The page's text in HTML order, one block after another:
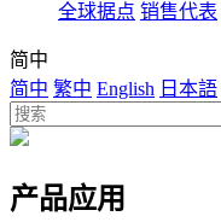
全球据点 销售代表
简中
简中 繁中 English 日本語
产品应用